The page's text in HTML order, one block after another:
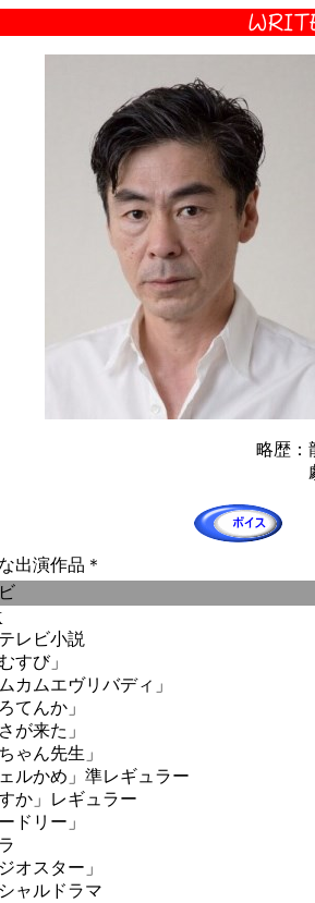
略歴：
劇団「
出演作品＊
レビ小説
すび」
ムカムエヴリバディ」
てんか」
が来た」
ゃん先生」
ェルかめ」準レギュラー
すか」レギュラー
ドリー」
オスター」
ャルドラマ